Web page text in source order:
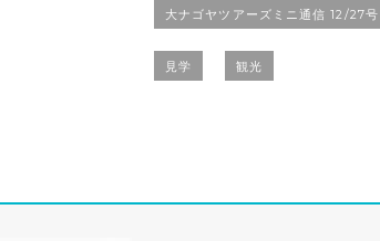
大ナゴヤツアーズミニ通信 12/27号
見学 観光